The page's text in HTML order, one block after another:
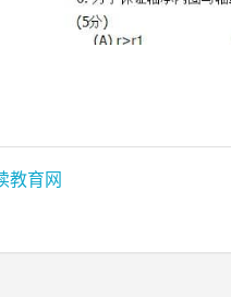
教育网